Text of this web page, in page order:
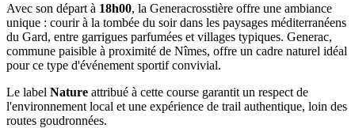
Avec son départ à 18h00, la Generacrosstière offre une ambiance
unique : courir à la tombée du soir dans les paysages méditerranéens
du Gard, entre garrigues parfumées et villages typiques. Generac,
commune paisible à proximité de Nîmes, offre un cadre naturel idéal
pour ce type d'événement sportif convivial.
Le label Nature attribué à cette course garantit un respect de
l'environnement local et une expérience de trail authentique, loin des
routes goudronnées.